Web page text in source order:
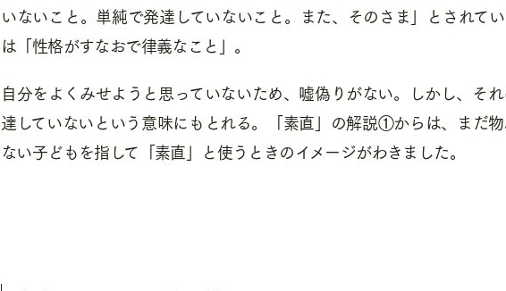
いないこと。単純で発達していないこと。また、そのさま」とされて
は「性格がすなおで律義なこと」。
自分をよくみせようと思っていないため、嘘偽りがない。しかし、そ
達していないという意味にもとれる。「素直」の解説①からは、まだ
ない子どもを指して「素直」と使うときのイメージがわきました。